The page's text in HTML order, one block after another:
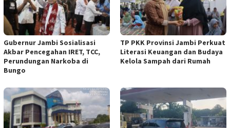
Gubernur Jambi Sosialisasi
Akbar Pencegahan IRET, TCC,
Perundungan Narkoba di
Bungo
TP PKK Provinsi Jambi Perkuat
Literasi Keuangan dan Budaya
Kelola Sampah dari Rumah